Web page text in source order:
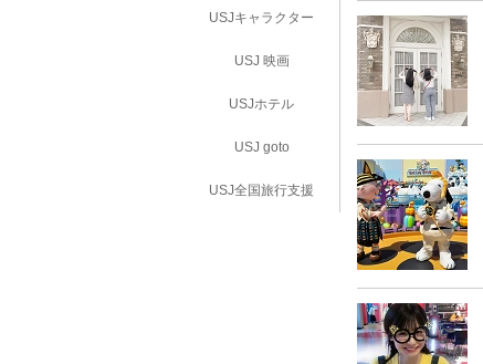
USJキャラクター
USJ 映画
USJホテル
USJ goto
USJ全国旅行支援